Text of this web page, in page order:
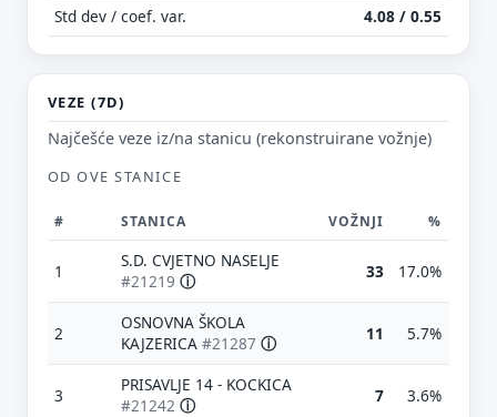
Std dev / coef. var. 4.08 / 0.55
VEZE (7D)
Najčešće veze iz/na stanicu (rekonstruirane vožnje)
OD OVE STANICE
# STANICA VOŽNJI %
1
S.D. CVJETNO NASELJE
#21219 ⓘ 33 17.0%
2
OSNOVNA ŠKOLA
KAJZERICA #21287 ⓘ 11 5.7%
3
PRISAVLJE 14 - KOCKICA
#21242 ⓘ 7 3.6%